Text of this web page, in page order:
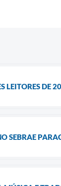
LEITORES
SEBRAE